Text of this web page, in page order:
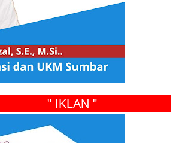
" IKLAN "